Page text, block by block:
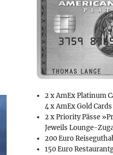
2 x AmEx Platinum
4 x AmEx Gold Cards
2 x Priority Pässe
Jeweils Lounge-
200 Euro
150 Euro